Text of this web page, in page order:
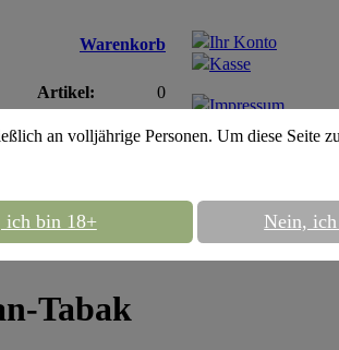
Warenkorb
Artikel:
0
Ihr Konto
Kasse
Impressum
AGB
Tabak
an volljährige Personen. Um diese Seite
ich bin 18+ Nein,